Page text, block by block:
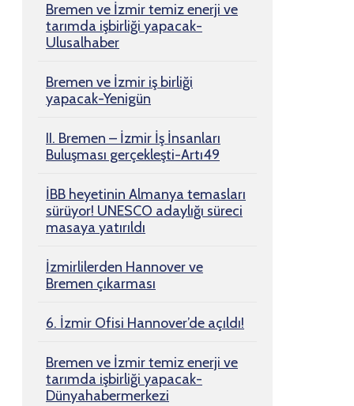
Bremen ve İzmir temiz enerji ve
tarımda işbirliği yapacak-
Ulusalhaber
Bremen ve İzmir iş birliği
yapacak-Yenigün
II. Bremen – İzmir İş İnsanları
Buluşması gerçekleşti-Artı49
İBB heyetinin Almanya temasları
sürüyor! UNESCO adaylığı süreci
masaya yatırıldı
İzmirlilerden Hannover ve
Bremen çıkarması
6. İzmir Ofisi Hannover’de açıldı!
Bremen ve İzmir temiz enerji ve
tarımda işbirliği yapacak-
Dünyahabermerkezi